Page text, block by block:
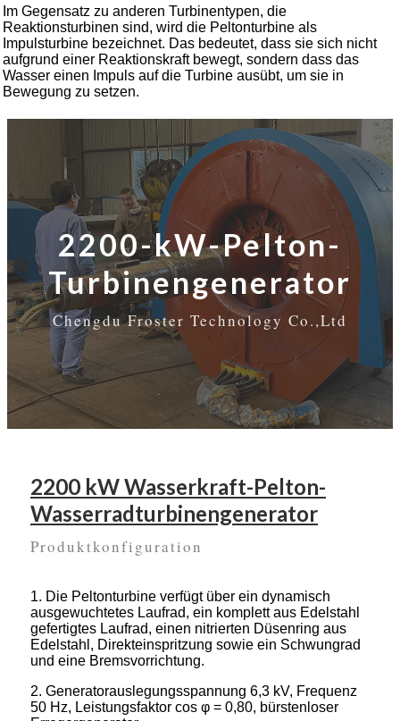
Im Gegensatz zu anderen Turbinentypen, die
Reaktionsturbinen sind, wird die Peltonturbine als
Impulsturbine bezeichnet. Das bedeutet, dass sie sich nicht
aufgrund einer Reaktionskraft bewegt, sondern dass das
Wasser einen Impuls auf die Turbine ausübt, um sie in
Bewegung zu setzen.
2200-kW-Pelton-
Turbinengenerator
Chengdu Froster Technology Co.,Ltd
2200 kW Wasserkraft-Pelton-
Wasserradturbinengenerator
Produktkonfiguration
1. Die Peltonturbine verfügt über ein dynamisch
ausgewuchtetes Laufrad, ein komplett aus Edelstahl
gefertigtes Laufrad, einen nitrierten Düsenring aus
Edelstahl, Direkteinspritzung sowie ein Schwungrad
und eine Bremsvorrichtung.
2. Generatorauslegungsspannung 6,3 kV, Frequenz
50 Hz, Leistungsfaktor cos φ = 0,80, bürstenloser